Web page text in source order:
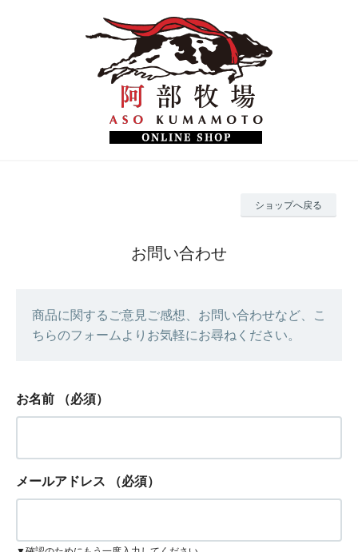
ショップへ戻る
お問い合わせ
商品に関するご意見ご感想、お問い合わせなど、こ
ちらのフォームよりお気軽にお尋ねください。
お名前 （必須）
メールアドレス （必須）